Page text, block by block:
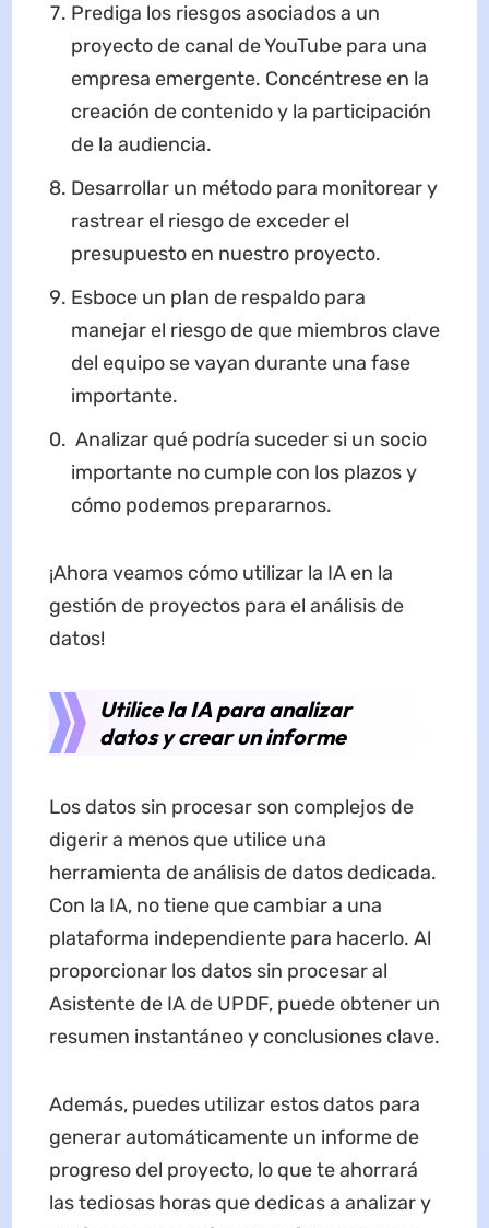
Prediga los riesgos asociados a un
proyecto de canal de YouTube para una
empresa emergente. Concéntrese en la
creación de contenido y la participación
de la audiencia.
Desarrollar un método para monitorear y
rastrear el riesgo de exceder el
presupuesto en nuestro proyecto.
Esboce un plan de respaldo para
manejar el riesgo de que miembros clave
del equipo se vayan durante una fase
importante.
Analizar qué podría suceder si un socio
importante no cumple con los plazos y
cómo podemos prepararnos.
¡Ahora veamos cómo utilizar la IA en la
gestión de proyectos para el análisis de
datos!
Utilice la IA para analizar
datos y crear un informe
Los datos sin procesar son complejos de
digerir a menos que utilice una
herramienta de análisis de datos dedicada.
Con la IA, no tiene que cambiar a una
plataforma independiente para hacerlo. Al
proporcionar los datos sin procesar al
Asistente de IA de UPDF, puede obtener un
resumen instantáneo y conclusiones clave.
Además, puedes utilizar estos datos para
generar automáticamente un informe de
progreso del proyecto, lo que te ahorrará
las tediosas horas que dedicas a analizar y